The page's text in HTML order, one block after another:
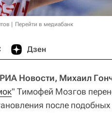
Перейти в медиабанк
Дзен
Новости, Михаил
" Тимофей Мозгов
после